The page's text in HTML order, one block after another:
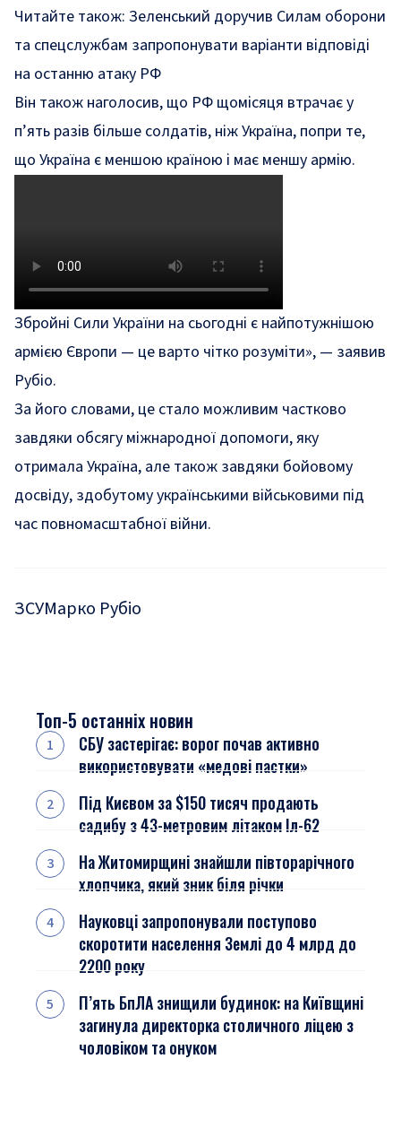
Читайте також: Зеленський доручив Силам оборони
та спецслужбам запропонувати варіанти відповіді
на останню атаку РФ
Він також наголосив, що РФ щомісяця втрачає у
п’ять разів більше солдатів, ніж Україна, попри те,
що Україна є меншою країною і має меншу армію.
Збройні Сили України на сьогодні є найпотужнішою
армією Європи — це варто чітко розуміти», — заявив
Рубіо.
За його словами, це стало можливим частково
завдяки обсягу міжнародної допомоги, яку
отримала Україна, але також завдяки бойовому
досвіду, здобутому українськими військовими під
час повномасштабної війни.
ЗСУМарко Рубіо
Топ-5 останніх новин
СБУ застерігає: ворог почав активно
використовувати «медові пастки»
Під Києвом за $150 тисяч продають
садибу з 43-метровим літаком Іл-62
На Житомирщині знайшли півторарічного
хлопчика, який зник біля річки
Науковці запропонували поступово
скоротити населення Землі до 4 млрд до
2200 року
П’ять БпЛА знищили будинок: на Київщині
загинула директорка столичного ліцею з
чоловіком та онуком